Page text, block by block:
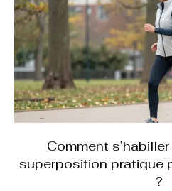
Comment
superposition pratique
?